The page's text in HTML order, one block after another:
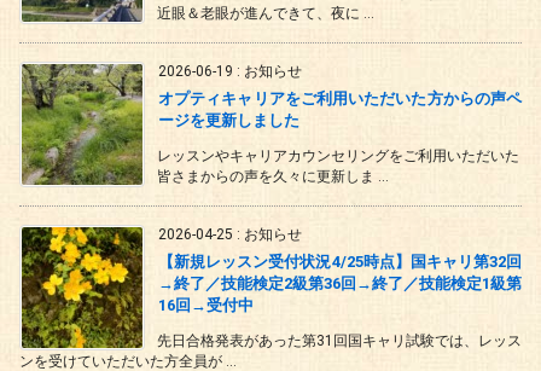
近眼＆老眼が進んできて、夜に ...
2026-06-19 : お知らせ
オプティキャリアをご利用いただいた方からの声ペ
ージを更新しました
レッスンやキャリアカウンセリングをご利用いただいた
皆さまからの声を久々に更新しま ...
2026-04-25 : お知らせ
【新規レッスン受付状況4/25時点】国キャリ第32回
→終了／技能検定2級第36回→終了／技能検定1級第
16回→受付中
先日合格発表があった第31回国キャリ試験では、レッス
ンを受けていただいた方全員が ...